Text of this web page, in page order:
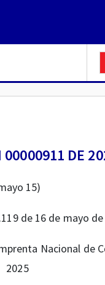
00000911 DE
15)
de 16 de mayo
Nacional de
2025